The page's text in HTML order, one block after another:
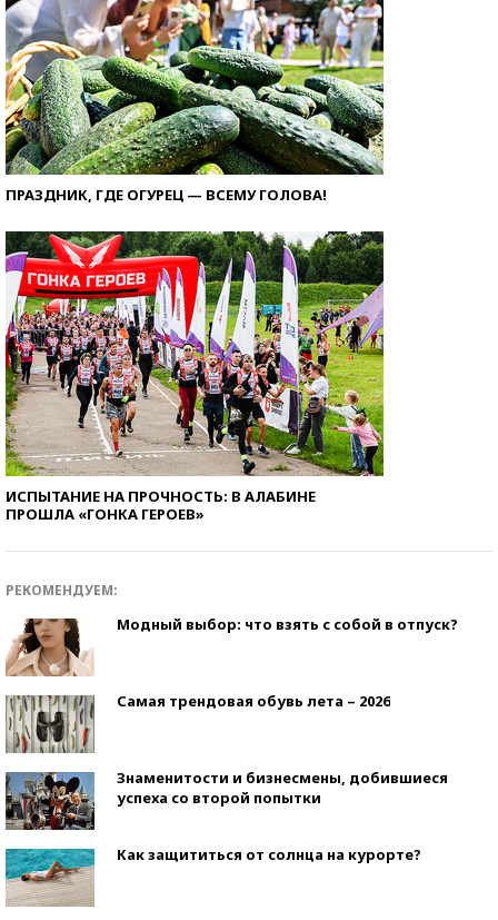
ПРАЗДНИК, ГДЕ ОГУРЕЦ — ВСЕМУ ГОЛОВА!
ИСПЫТАНИЕ НА ПРОЧНОСТЬ: В АЛАБИНЕ
ПРОШЛА «ГОНКА ГЕРОЕВ»
РЕКОМЕНДУЕМ:
Модный выбор: что взять с собой в отпуск?
Самая трендовая обувь лета – 2026
Знаменитости и бизнесмены, добившиеся
успеха со второй попытки
Как защититься от солнца на курорте?